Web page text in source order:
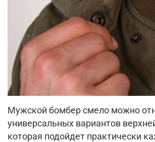
Мужской бомбер смело можно
универсальных вариантов
которая подойдет практически